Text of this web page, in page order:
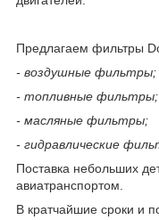
Предлагаем фильтры
- воздушные фильтры;
- топливные фильтры;
- масляные фильтры;
- гидравлические
Поставка небольших
авиатранспортом.
В кратчайшие сроки и